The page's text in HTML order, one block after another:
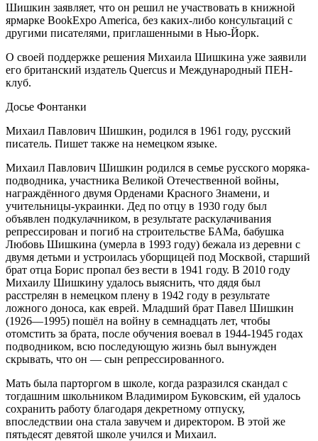
Шишкин заявляет, что он решил не участвовать в книжной
ярмарке BookExpo America, без каких-либо консультаций с
другими писателями, приглашенными в Нью-Йорк.
О своей поддержке решения Михаила Шишкина уже заявили
его британский издатель Quercus и Международный ПЕН-
клуб.
Досье Фонтанки
Михаил Павлович Шишкин, родился в 1961 году, русский
писатель. Пишет также на немецком языке.
Михаил Павлович Шишкин родился в семье русского моряка-
подводника, участника Великой Отечественной войны,
награждённого двумя Орденами Красного Знамени, и
учительницы-украинки. Дед по отцу в 1930 году был
объявлен подкулачником, в результате раскулачивания
репрессирован и погиб на строительстве БАМа, бабушка
Любовь Шишкина (умерла в 1993 году) бежала из деревни с
двумя детьми и устроилась уборщицей под Москвой, старший
брат отца Борис пропал без вести в 1941 году. В 2010 году
Михаилу Шишкину удалось выяснить, что дядя был
расстрелян в немецком плену в 1942 году в результате
ложного доноса, как еврей. Младший брат Павел Шишкин
(1926—1995) пошёл на войну в семнадцать лет, чтобы
отомстить за брата, после обучения воевал в 1944-1945 годах
подводником, всю последующую жизнь был вынужден
скрывать, что он — сын репрессированного.
Мать была парторгом в школе, когда разразился скандал с
тогдашним школьником Владимиром Буковским, ей удалось
сохранить работу благодаря декретному отпуску,
впоследствии она стала завучем и директором. В этой же
пятьдесят девятой школе учился и Михаил.